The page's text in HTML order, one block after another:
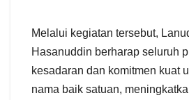
Melalui kegiatan tersebut,
Hasanuddin berharap seluruh
kesadaran dan komitmen kuat
nama baik satuan,